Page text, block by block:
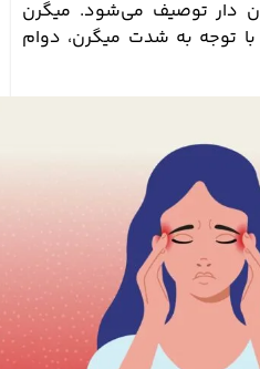
دار توصیف می‌شود. میگرن
ساعت تا 3 روز با توجه به شدت میگرن، دوام